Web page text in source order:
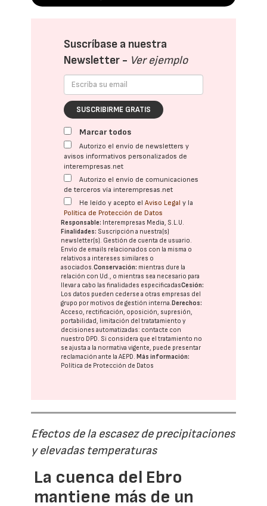
Suscríbase a nuestra
Newsletter - Ver ejemplo
SUSCRIBIRME GRATIS
Marcar todos
Autorizo el envío de newsletters y
avisos informativos personalizados de
interempresas.net
Autorizo el envío de comunicaciones
de terceros vía interempresas.net
He leído y acepto elAviso Legal y la
Política de Protección de Datos
Responsable: Interempresas Media, S.L.U.
Finalidades: Suscripción a nuestra(s)
newsletter(s). Gestión de cuenta de usuario.
Envío de emails relacionados con la misma o
relativos a intereses similares o
asociados.Conservación: mientras dure la
relación con Ud., o mientras sea necesario para
llevar a cabo las finalidades especificadasCesión:
Los datos pueden cederse a otras empresas del
grupo por motivos de gestión interna.Derechos:
Acceso, rectificación, oposición, supresión,
portabilidad, limitación del tratatamiento y
decisiones automatizadas: contacte con
nuestro DPD. Si considera que el tratamiento no
se ajusta a la normativa vigente, puede presentar
reclamación ante laAEPD.Más información:
Política de Protección de Datos
Efectos de la escasez de precipitaciones
y elevadas temperaturas
La cuenca del Ebro
mantiene más de un